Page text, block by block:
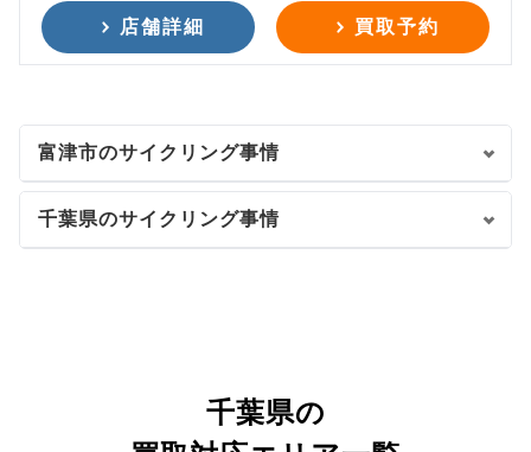
店舗詳細 買取予約
富津市のサイクリング事情
千葉県のサイクリング事情
千葉県の